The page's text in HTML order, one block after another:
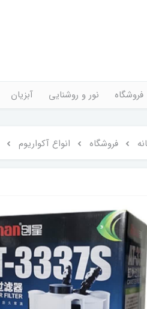
فروشگاه نور و روشنایی آبزیان
فروشگاه انواع آکواریوم